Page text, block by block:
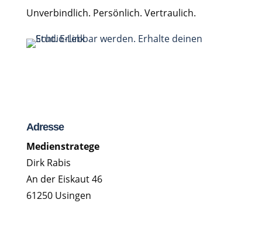
Unverbindlich. Persönlich. Vertraulich.
Adresse
Medienstratege
Dirk Rabis
An der Eiskaut 46
61250 Usingen